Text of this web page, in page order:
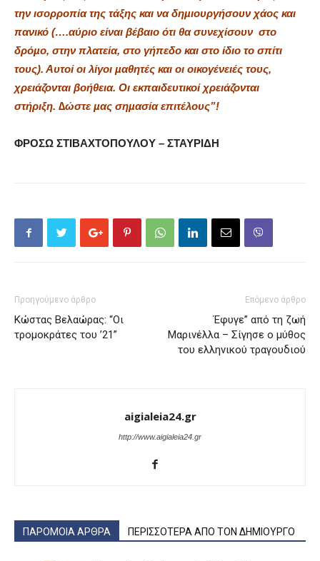
την ισορροπία της τάξης και να δηµιουργήσουν χάος και
πανικό (….αύριο είναι βέβαιο ότι θα συνεχίσουν στο
δρόµο, στην πλατεία, στο γήπεδο και στο ίδιο το σπίτι
τους). Αυτοί οι λίγοι µαθητές και οι οικογένειές τους,
χρειάζονται βοήθεια. Οι εκπαιδευτικοί χρειάζονται
στήριξη. ∆ώστε µας σηµασία επιτέλους”!
ΦΡΟΣΩ ΣΤΙΒΑΧΤΟΠΟΥΛΟΥ – ΣΤΑΥΡΙΔΗ
Προηγούμενο άρθρο
Κώστας Βελαώρας: “Οι
τρομοκράτες του ’21”
Επόμενο άρθρο
Έφυγε” από τη ζωή
Μαρινέλλα – Σίγησε ο μύθος
του ελληνικού τραγουδιού
aigialeia24.gr
http://www.aigialeia24.gr
ΠΑΡΟΜΟΙΑ ΑΡΘΡΑ ΠΕΡΙΣΣΟΤΕΡΑ ΑΠΟ ΤΟΝ ΔΗΜΙΟΥΡΓΟ